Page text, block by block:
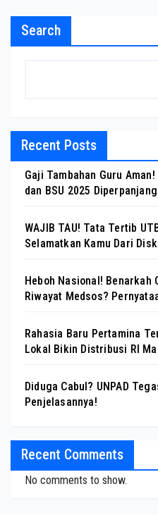
Search
Recent Posts
Gaji Tambahan Guru
dan BSU 2025 Diperpanjang
WAJIB TAU! Tata Tertib
Selamatkan Kamu Dari
Heboh Nasional! Benarkah
Riwayat Medsos?
Rahasia Baru Pertamina
Lokal Bikin Distribusi RI
Diduga Cabul? UNPAD
Penjelasannya!
Recent Comments
No comments to show.